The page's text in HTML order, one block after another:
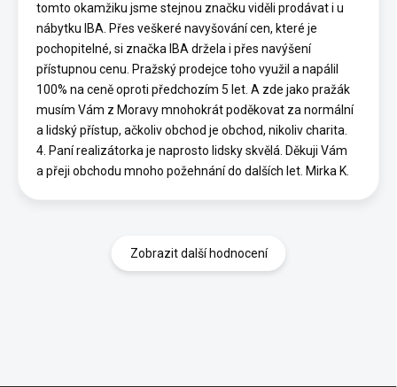
tomto okamžiku jsme stejnou značku viděli prodávat i u
nábytku IBA. Přes veškeré navyšování cen, které je
pochopitelné, si značka IBA držela i přes navýšení
přístupnou cenu. Pražský prodejce toho využil a napálil
100% na ceně oproti předchozím 5 let. A zde jako pražák
musím Vám z Moravy mnohokrát poděkovat za normální
a lidský přístup, ačkoliv obchod je obchod, nikoliv charita.
4. Paní realizátorka je naprosto lidsky skvělá. Děkuji Vám
a přeji obchodu mnoho požehnání do dalších let. Mirka K.
Zobrazit další hodnocení